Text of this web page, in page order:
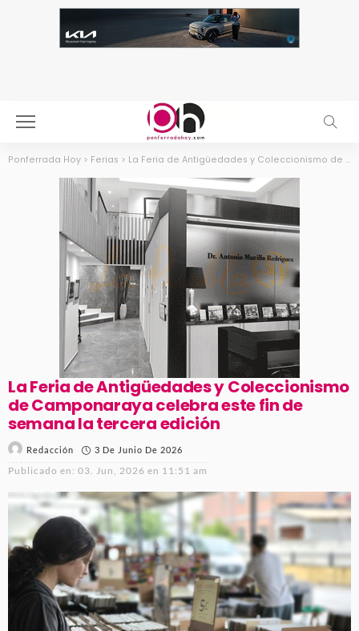
Ponferrada Hoy > Ferias > La Feria de Antigüedades y Coleccionismo de Camponaraya celebra este fin de semana la tercera edición
La Feria de Antigüedades y Coleccionismo
de Camponaraya celebra este fin de
semana la tercera edición
Redacción 3 De Junio De 2026
Publicado en: 03. Jun, 2026 en 11:51 am